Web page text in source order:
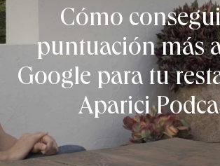
Cómo
puntuación más
Google para tu
Aparici